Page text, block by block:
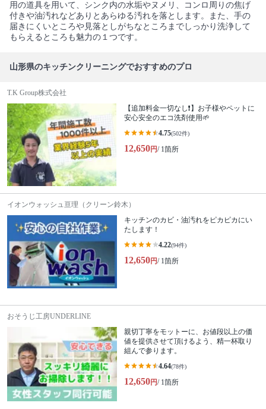
用の道具を用いて、シンク内の水垢やヌメリ、コンロ周りの焦げ
付きや油汚れなどありとあらゆる汚れを落とします。また、手の
届きにくいところや見落としがちなところまでしっかり洗浄して
もらえるところも魅力の１つです。
山形県のキッチンクリーニングでおすすめのプロ
T.K Group株式会社
【追加料金一切なし❗️】お子様やペットに
安心安全のエコ洗剤使用🌱
4.75(502件)
12,650円/ 1箇所
イオンウォッシュ亘理（クリーン鈴木）
キッチンのカビ・油汚れをピカピカにい
たします！
4.22(94件)
12,650円/ 1箇所
おそうじ工房UNDERLINE
親切丁寧をモットーに、お値段以上の価
値を提供させて頂けるよう、精一杯取り
組んで参ります。
4.64(78件)
12,650円/ 1箇所